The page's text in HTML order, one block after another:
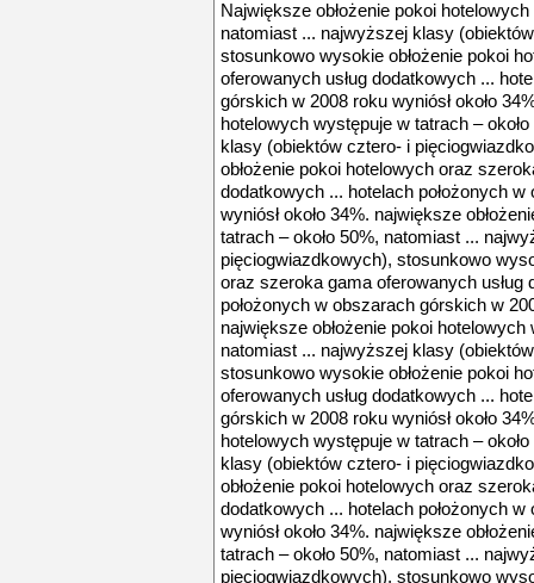
Największe obłożenie pokoi
natomiast ... najwyższej klasy
stosunkowo wysokie obłożenie pokoi
oferowanych usług dodatkowych ...
górskich w 2008 roku wyniósł około
hotelowych występuje w tatrach –
klasy (obiektów cztero- i
obłożenie pokoi hotelowych oraz
dodatkowych ... hotelach położonych
wyniósł około 34%. największe
tatrach – około 50%, natomiast ...
pięciogwiazdkowych), stosunkowo
oraz szeroka gama oferowanych usług
położonych w obszarach górskich w
największe obłożenie pokoi
natomiast ... najwyższej klasy
stosunkowo wysokie obłożenie pokoi
oferowanych usług dodatkowych ...
górskich w 2008 roku wyniósł około
hotelowych występuje w tatrach –
klasy (obiektów cztero- i
obłożenie pokoi hotelowych oraz
dodatkowych ... hotelach położonych
wyniósł około 34%. największe
tatrach – około 50%, natomiast ...
pięciogwiazdkowych), stosunkowo